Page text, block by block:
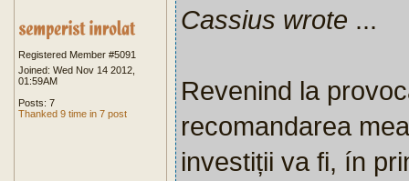
Registered Member #5091
Joined: Wed Nov 14 2012,
01:59AM
Posts: 7
Thanked 9 time in 7 post
Cassius wrote ...
Revenind la
recomandarea
investiții va fi, ín